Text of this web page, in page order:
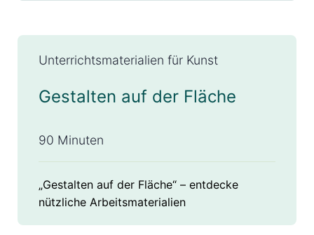
Unterrichtsmaterialien für Kunst
Gestalten auf der Fläche
90 Minuten
„Gestalten auf der Fläche“ – entdecke
nützliche Arbeitsmaterialien